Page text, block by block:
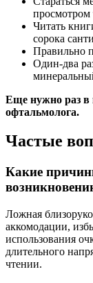
просмотром
Читать
сорока
Правильно
Один-два
Еще нужно раз в
офтальмолога.
Частые
Какие
Ложная
аккомодации,
использования
длительного
чтении.